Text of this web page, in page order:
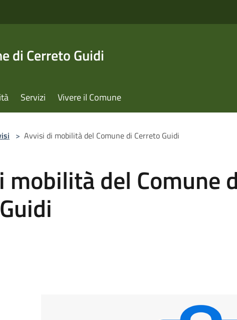
di Cerreto Guidi
Servizi Vivere il Comune
> Avvisi di mobilità del Comune di Cerreto Guidi
mobilità del Comune